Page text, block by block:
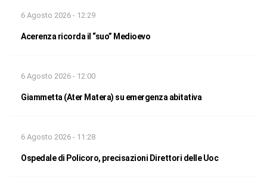
6 Agosto 2026 - 12:29
Acerenza ricorda il “suo” Medioevo
6 Agosto 2026 - 12:00
Giammetta (Ater Matera) su emergenza abitativa
6 Agosto 2026 - 11:28
Ospedale di Policoro, precisazioni Direttori delle Uoc